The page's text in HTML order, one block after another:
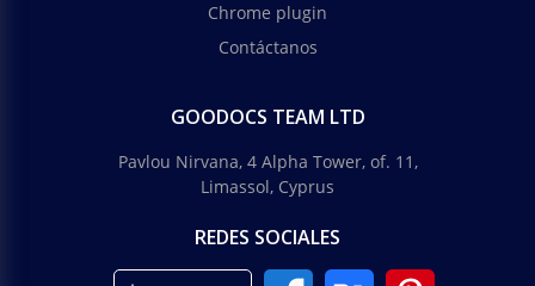
Chrome plugin
Contáctanos
GOODOCS TEAM LTD
Pavlou Nirvana, 4 Alpha Tower, of. 11,
Limassol, Cyprus
REDES SOCIALES